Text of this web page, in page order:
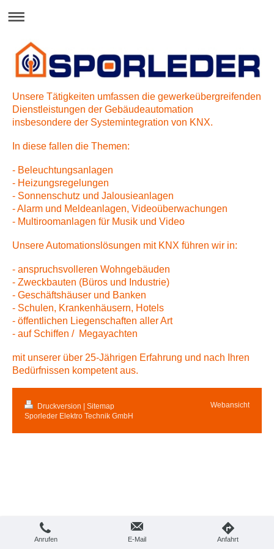
Unsere Tätigkeiten umfassen die gewerkeübergreifenden
Dienstleistungen der Gebäudeautomation
insbesondere der Systemintegration von KNX.
In diese fallen die Themen:
- Beleuchtungsanlagen
- Heizungsregelungen
- Sonnenschutz und Jalousieanlagen
- Alarm und Meldeanlagen, Videoüberwachungen
- Multiroomanlagen für Musik und Video
Unsere Automationslösungen mit KNX führen wir in:
- anspruchsvolleren Wohngebäuden
- Zweckbauten (Büros und Industrie)
- Geschäftshäuser und Banken
- Schulen, Krankenhäusern, Hotels
- öffentlichen Liegenschaften aller Art
- auf Schiffen / Megayachten
mit unserer über 25-Jährigen Erfahrung und nach Ihren
Bedürfnissen kompetent aus.
Druckversion | Sitemap
Sporleder Elektro Technik GmbH
Webansicht
Anrufen E-Mail Anfahrt